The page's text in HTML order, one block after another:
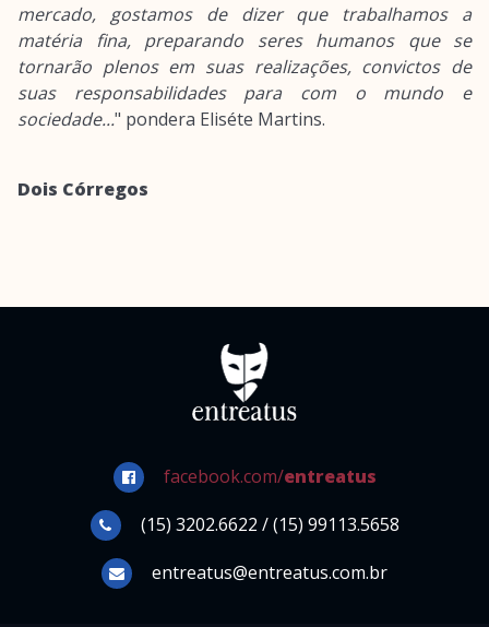
mercado, gostamos de dizer que trabalhamos a
matéria fina, preparando seres humanos que se
tornarão plenos em suas realizações, convictos de
suas responsabilidades para com o mundo e
sociedade..." pondera Eliséte Martins.
Dois Córregos
facebook.com/entreatus
(15) 3202.6622 / (15) 99113.5658
entreatus@entreatus.com.br